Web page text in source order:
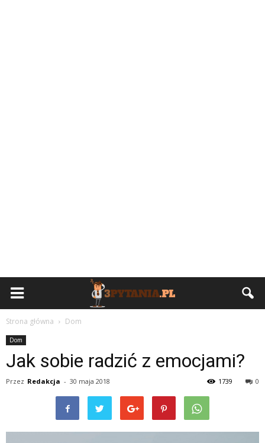
Strona główna Dom
Dom
Jak sobie radzić z emocjami?
Przez Redakcja - 30 maja 2018 0
1739